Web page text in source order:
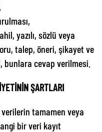
yazılı, sözlü veya
talep, öneri, şikayet ve
bunlara cevap verilmesi.
ŞARTLARI
tamamen veya
bir veri kayıt